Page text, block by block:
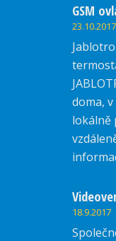
GSM
23.10.2017
doma,
lokálně
18.9.2017